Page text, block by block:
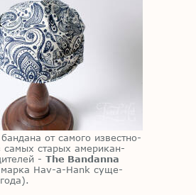
от са­мо­го из­вест­но­
са­мых ста­рых аме­ри­кан­
- The Bandanna
Hav-a-Hank су­ще­